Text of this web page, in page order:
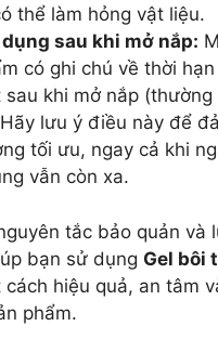
thể làm hỏng vật liệu.
sau khi mở nắp:
có ghi chú về thời
sau khi mở nắp
lưu ý điều này để
tối ưu, ngay cả khi
vẫn còn xa.
tắc bảo quản và
bạn sử dụng Gel bôi
cách hiệu quả, an tâm
phẩm.